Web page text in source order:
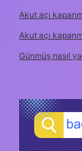
Akut açı
Akut açı
Günmüş nasıl